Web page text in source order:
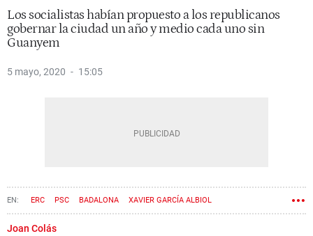
Los socialistas habían propuesto a los republicanos
gobernar la ciudad un año y medio cada uno sin
Guanyem
5 mayo, 2020 15:05
ERC PSC BADALONA XAVIER GARCÍA ALBIOL
DOLORS SABATER
Joan Colás